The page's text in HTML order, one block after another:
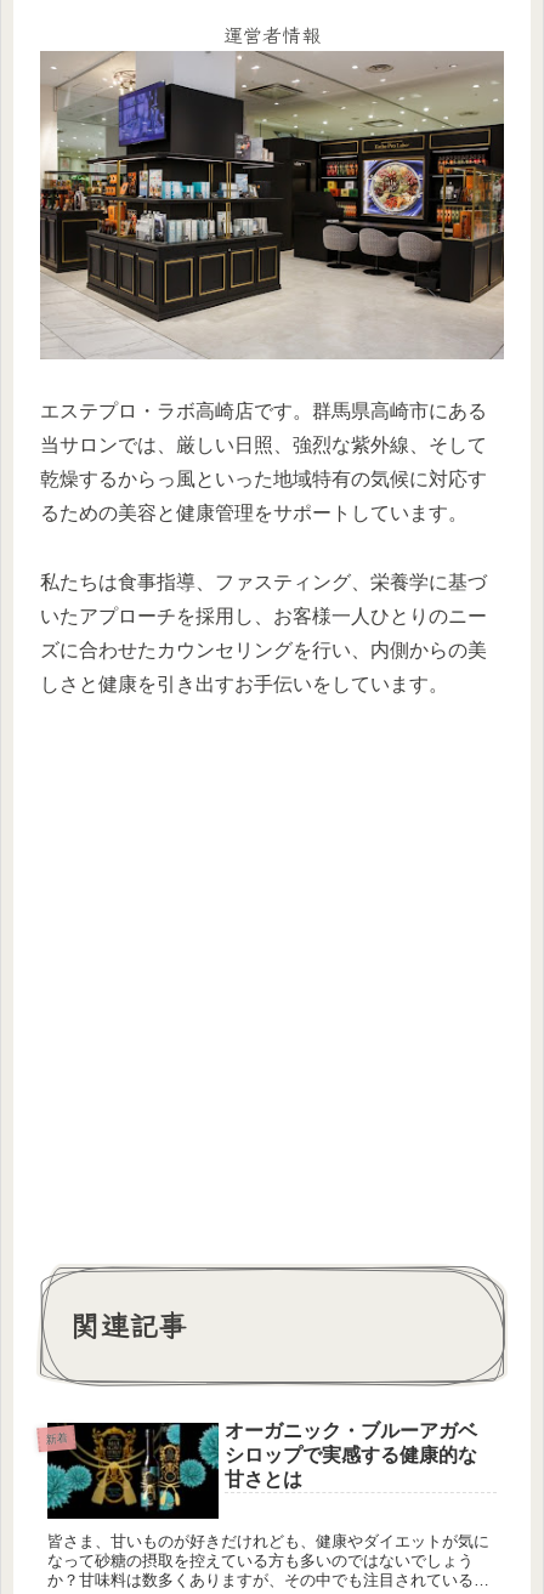
運営者情報
エステプロ・ラボ高崎店です。群馬県高崎市にある
当サロンでは、厳しい日照、強烈な紫外線、そして
乾燥するからっ風といった地域特有の気候に対応す
るための美容と健康管理をサポートしています。
私たちは食事指導、ファスティング、栄養学に基づ
いたアプローチを採用し、お客様一人ひとりのニー
ズに合わせたカウンセリングを行い、内側からの美
しさと健康を引き出すお手伝いをしています。
関連記事
新着
オーガニック・ブルーアガベ
シロップで実感する健康的な
甘さとは
皆さま、甘いものが好きだけれども、健康やダイエットが気に
なって砂糖の摂取を控えている方も多いのではないでしょう
か？甘味料は数多くありますが、その中でも注目されているの